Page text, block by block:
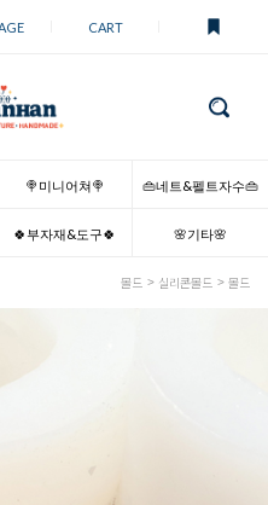
CART
🍭미니어쳐🍭 👜네트&펠트자수👜
🍀부자재&도구🍀 🌸기타🌸
몰드 실리콘몰드 몰드